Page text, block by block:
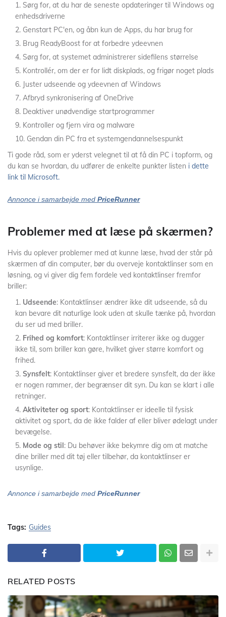
Sørg for, at du har de seneste opdateringer til Windows og
enhedsdriverne
Genstart PC'en, og åbn kun de Apps, du har brug for
Brug ReadyBoost for at forbedre ydeevnen
Sørg for, at systemet administrerer sidefilens størrelse
Kontrollér, om der er for lidt diskplads, og frigør noget plads
Juster udseende og ydeevnen af Windows
Afbryd synkronisering af OneDrive
Deaktiver unødvendige startprogrammer
Kontroller og fjern vira og malware
Gendan din PC fra et systemgendannelsespunkt
Ti gode råd, som er yderst velegnet til at få din PC i topform, og
du kan se hvordan, du udfører de enkelte punkter listen i dette
link til Microsoft.
Annonce i samarbejde med PriceRunner
Problemer med at læse på skærmen?
Hvis du oplever problemer med at kunne læse, hvad der står på
skærmen af din computer, bør du overveje kontaktlinser som en
løsning, og vi giver dig fem fordele ved kontaktlinser fremfor
briller:
Udseende: Kontaktlinser ændrer ikke dit udseende, så du
kan bevare dit naturlige look uden at skulle tænke på, hvordan
du ser ud med briller.
Frihed og komfort: Kontaktlinser irriterer ikke og dugger
ikke til, som briller kan gøre, hvilket giver større komfort og
frihed.
Synsfelt: Kontaktlinser giver et bredere synsfelt, da der ikke
er nogen rammer, der begrænser dit syn. Du kan se klart i alle
retninger.
Aktiviteter og sport: Kontaktlinser er ideelle til fysisk
aktivitet og sport, da de ikke falder af eller bliver ødelagt under
bevægelse.
Mode og stil: Du behøver ikke bekymre dig om at matche
dine briller med dit tøj eller tilbehør, da kontaktlinser er
usynlige.
Annonce i samarbejde med PriceRunner
Tags: Guides
RELATED POSTS